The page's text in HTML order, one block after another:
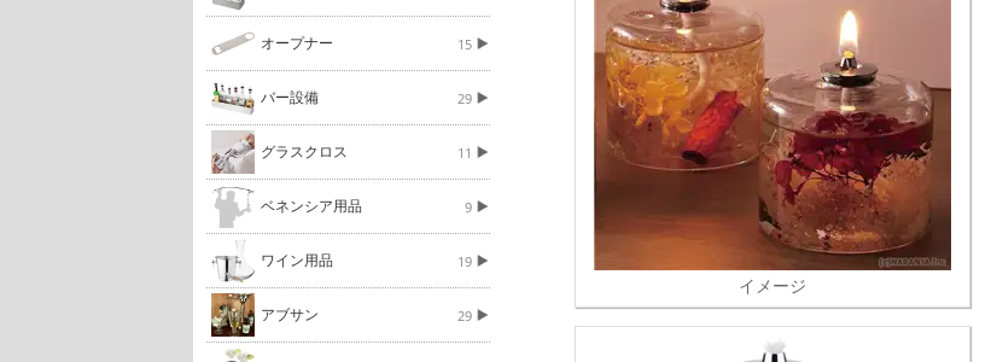
オープナー 15
バー設備 29
グラスクロス 11
ベネンシア用品 9
ワイン用品 19
アブサン 29
イメージ